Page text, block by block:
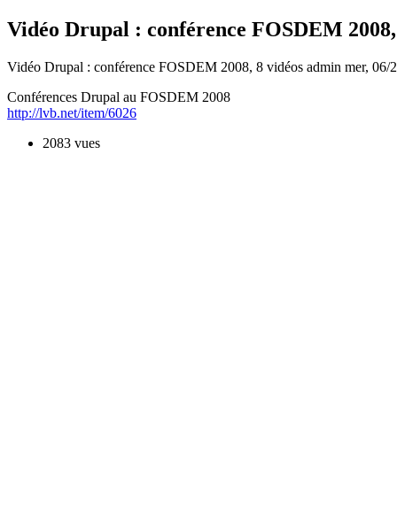
Vidéo Drupal : conférence FOSDEM
Vidéo Drupal : conférence FOSDEM 2008, 8 vidéos admin mer, 06/
Conférences Drupal au FOSDEM 2008
http://lvb.net/item/6026
2083 vues